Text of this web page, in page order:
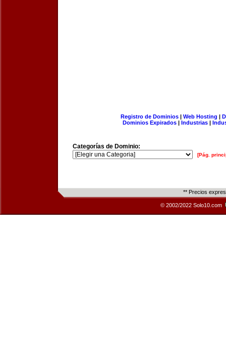
Registro de Dominios| Web Hosting |
Dominios Expirados | Industrias |
Categorías de Dominio:
[Pág.
** Precios
© 2002/2022 Solo10.com